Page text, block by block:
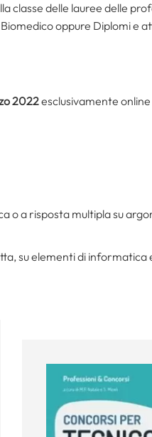
classe delle lauree delle
oppure Diplomi e
2022esclusivamente
o a risposta multipla su
su elementi di informatica